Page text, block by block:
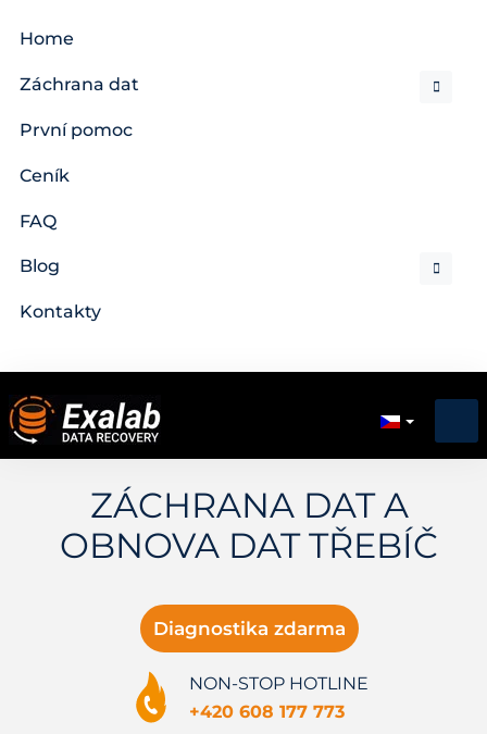
Home
Záchrana dat
První pomoc
Ceník
FAQ
Blog
Kontakty
ZÁCHRANA DAT A
OBNOVA DAT TŘEBÍČ
Diagnostika zdarma
NON-STOP HOTLINE
+420 608 177 773